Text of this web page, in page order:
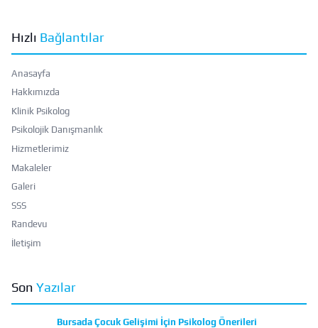
Hızlı Bağlantılar
Anasayfa
Hakkımızda
Klinik Psikolog
Psikolojik Danışmanlık
Hizmetlerimiz
Makaleler
Galeri
SSS
Randevu
İletişim
Son Yazılar
Bursada Çocuk Gelişimi İçin Psikolog Önerileri